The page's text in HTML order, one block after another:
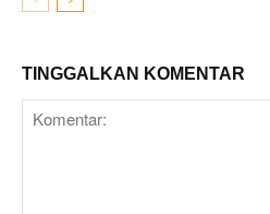
TINGGALKAN KOMENTAR